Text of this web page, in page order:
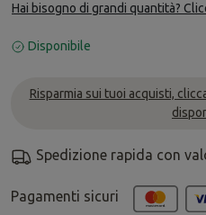
Hai bisogno di grandi quantità?
Disponibile
Risparmia sui tuoi acquisti,
Spedizione rapida con
Pagamenti sicuri